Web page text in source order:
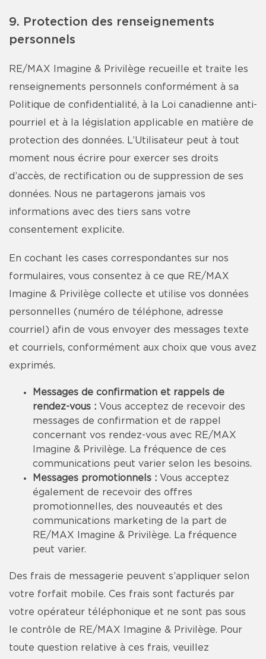
9. Protection des renseignements
personnels
RE/MAX Imagine & Privilège recueille et traite les
renseignements personnels conformément à sa
Politique de confidentialité, à la Loi canadienne anti-
pourriel et à la législation applicable en matière de
protection des données. L’Utilisateur peut à tout
moment nous écrire pour exercer ses droits
d’accès, de rectification ou de suppression de ses
données. Nous ne partagerons jamais vos
informations avec des tiers sans votre
consentement explicite.
En cochant les cases correspondantes sur nos
formulaires, vous consentez à ce que RE/MAX
Imagine & Privilège collecte et utilise vos données
personnelles (numéro de téléphone, adresse
courriel) afin de vous envoyer des messages texte
et courriels, conformément aux choix que vous avez
exprimés.
Messages de confirmation et rappels de
rendez-vous : Vous acceptez de recevoir des
messages de confirmation et de rappel
concernant vos rendez-vous avec RE/MAX
Imagine & Privilège. La fréquence de ces
communications peut varier selon les besoins.
Messages promotionnels : Vous acceptez
également de recevoir des offres
promotionnelles, des nouveautés et des
communications marketing de la part de
RE/MAX Imagine & Privilège. La fréquence
peut varier.
Des frais de messagerie peuvent s’appliquer selon
votre forfait mobile. Ces frais sont facturés par
votre opérateur téléphonique et ne sont pas sous
le contrôle de RE/MAX Imagine & Privilège. Pour
toute question relative à ces frais, veuillez